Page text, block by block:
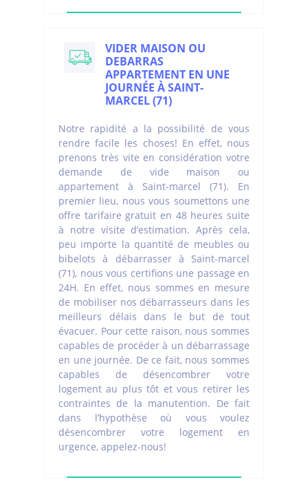
VIDER MAISON OU
DEBARRAS
APPARTEMENT EN UNE
JOURNÉE À SAINT-
MARCEL (71)
Notre rapidité a la possibilité de vous
rendre facile les choses! En effet, nous
prenons très vite en considération votre
demande de vide maison ou
appartement à Saint-marcel (71). En
premier lieu, nous vous soumettons une
offre tarifaire gratuit en 48 heures suite
à notre visite d’estimation. Après cela,
peu importe la quantité de meubles ou
bibelots à débarrasser à Saint-marcel
(71), nous vous certifions une passage en
24H. En effet, nous sommes en mesure
de mobiliser nos débarrasseurs dans les
meilleurs délais dans le but de tout
évacuer. Pour cette raison, nous sommes
capables de procéder à un débarrassage
en une journée. De ce fait, nous sommes
capables de désencombrer votre
logement au plus tôt et vous retirer les
contraintes de la manutention. De fait
dans l’hypothèse où vous voulez
désencombrer votre logement en
urgence, appelez-nous!